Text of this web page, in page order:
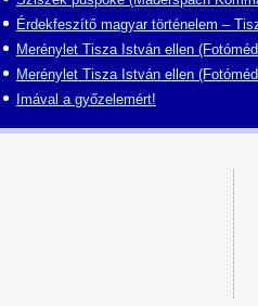
Érdekfeszítő magyar történelem –
Merénylet Tisza István ellen
Merénylet Tisza István ellen
Imával a győzelemért!